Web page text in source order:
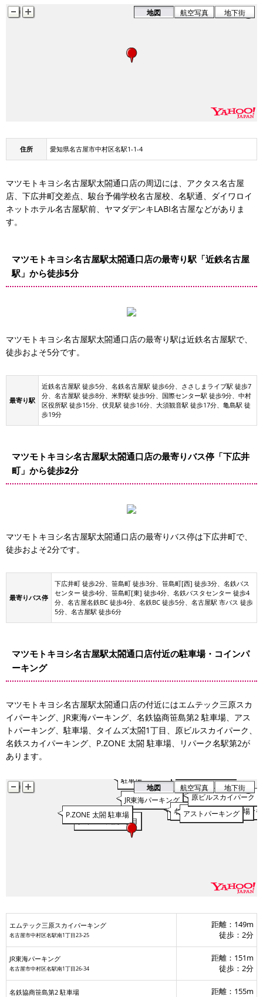
下広井町
地図 航空写真 地下街
住所 愛知県名古屋市中村区名駅1-1-4
マツモトキヨシ名古屋駅太閤通口店の周辺には、アクタス名古屋
店、下広井町交差点、駿台予備学校名古屋校、名駅通、ダイワロイ
ネットホテル名古屋駅前、ヤマダデンキLABI名古屋などがありま
す。
マツモトキヨシ名古屋駅太閤通口店の最寄り駅「近鉄名古屋
駅」から徒歩5分
マツモトキヨシ名古屋駅太閤通口店の最寄り駅は近鉄名古屋駅で、
徒歩およそ5分です。
最寄り駅
近鉄名古屋駅 徒歩5分、名鉄名古屋駅 徒歩6分、ささしまライブ駅 徒歩7
分、名古屋駅 徒歩8分、米野駅 徒歩9分、国際センター駅 徒歩9分、中村
区役所駅 徒歩15分、伏見駅 徒歩16分、大須観音駅 徒歩17分、亀島駅 徒
歩19分
マツモトキヨシ名古屋駅太閤通口店の最寄りバス停「下広井
町」から徒歩2分
マツモトキヨシ名古屋駅太閤通口店の最寄りバス停は下広井町で、
徒歩およそ2分です。
最寄りバス停
下広井町 徒歩2分、笹島町 徒歩3分、笹島町[西] 徒歩3分、名鉄バス
センター 徒歩4分、笹島町[東] 徒歩4分、名鉄バスタセンター 徒歩4
分、名古屋名鉄BC 徒歩4分、名鉄BC 徒歩5分、名古屋駅 市バス 徒歩
5分、名古屋駅 徒歩6分
マツモトキヨシ名古屋駅太閤通口店付近の駐車場・コインパ
ーキング
マツモトキヨシ名古屋駅太閤通口店の付近にはエムテック三原スカ
イパーキング、JR東海パーキング、名鉄協商笹島第2 駐車場、アス
トパーキング、駐車場、タイムズ太閤1丁目、原ビルスカイパーク、
名鉄スカイパーキング、P.ZONE 太閤 駐車場、リパーク名駅第2が
あります。
エムテック三原スカイパー
JR東海パーキング
名鉄協商笹島第2 駐車場
アストパーキング
駐車場
タイムズ太閤1丁目
原ビルスカイパーク
P.ZONE 太閤 駐車場
地図
航空写真 地下街
エムテック三原スカイパーキング
名古屋市中村区名駅南1丁目23-25
距離：149m
徒歩：2分
JR東海パーキング
名古屋市中村区名駅南1丁目26-34
距離：151m
徒歩：2分
名鉄協商笹島第2 駐車場 距離：155m